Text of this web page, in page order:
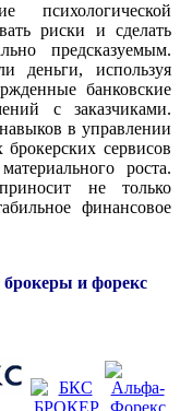
риски и сделать
предсказуемым.
деньги, используя
банковские
с заказчиками.
в управлении
сервисов
роста.
не только
финансовое
и форекс